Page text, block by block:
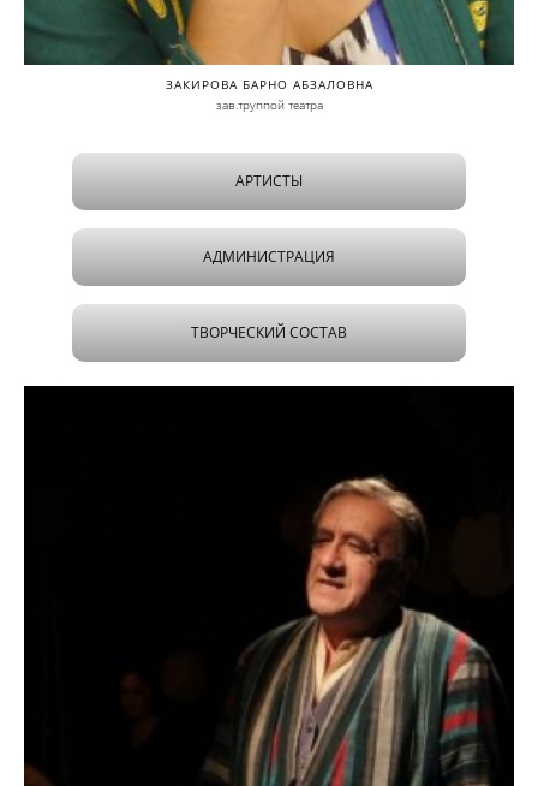
ЗАКИРОВА БАРНО АБЗАЛОВНА
зав.труппой театра
АРТИСТЫ
АДМИНИСТРАЦИЯ
ТВОРЧЕСКИЙ СОСТАВ